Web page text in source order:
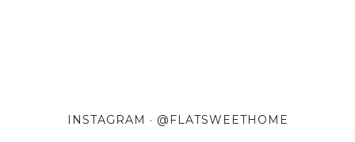
INSTAGRAM · @FLATSWEETHOME